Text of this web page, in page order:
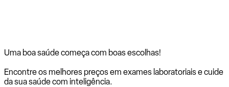
Uma boa saúde começa com boas escolhas!
Encontre os melhores preços em exames laboratoriais e cuide
da sua saúde com inteligência.